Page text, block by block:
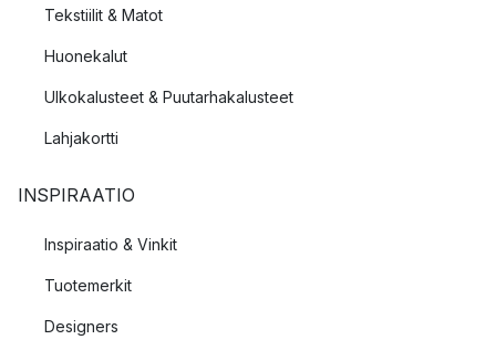
Tekstiilit & Matot
Huonekalut
Ulkokalusteet & Puutarhakalusteet
Lahjakortti
INSPIRAATIO
Inspiraatio & Vinkit
Tuotemerkit
Designers